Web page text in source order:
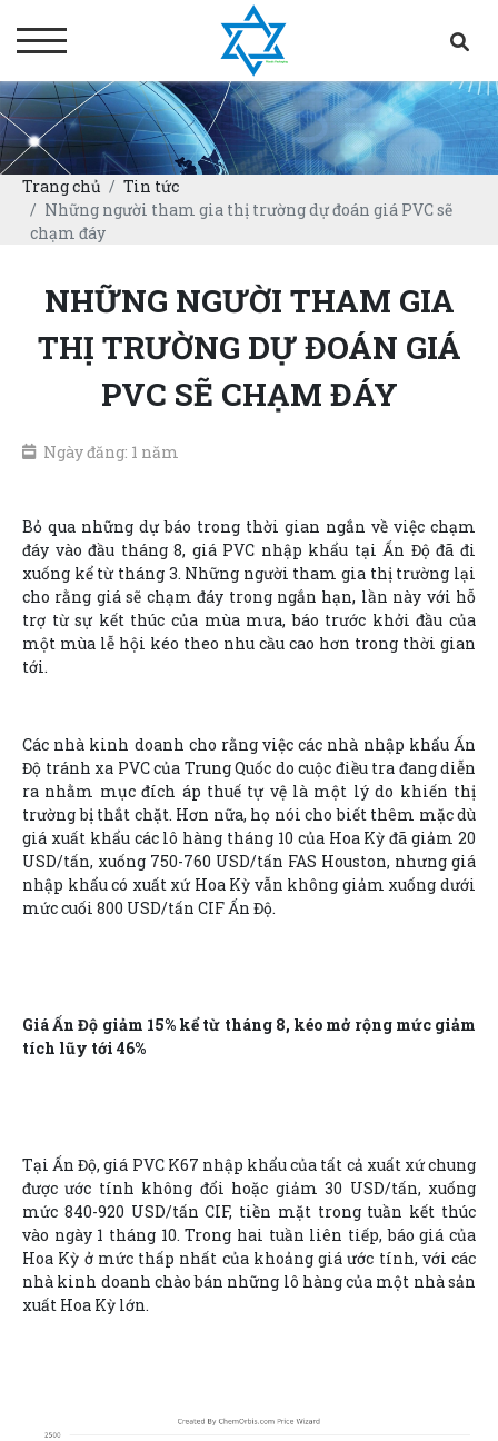
Trang chủ
Tin tức
Những người tham gia thị trường dự đoán giá PVC sẽ
chạm đáy
NHỮNG NGƯỜI THAM GIA
THỊ TRƯỜNG DỰ ĐOÁN GIÁ
PVC SẼ CHẠM ĐÁY
Ngày đăng: 1 năm
Bỏ qua những dự báo trong thời gian ngắn về việc chạm
đáy vào đầu tháng 8, giá PVC nhập khẩu tại Ấn Độ đã đi
xuống kể từ tháng 3. Những người tham gia thị trường lại
cho rằng giá sẽ chạm đáy trong ngắn hạn, lần này với hỗ
trợ từ sự kết thúc của mùa mưa, báo trước khởi đầu của
một mùa lễ hội kéo theo nhu cầu cao hơn trong thời gian
tới.
Các nhà kinh doanh cho rằng việc các nhà nhập khẩu Ấn
Độ tránh xa PVC của Trung Quốc do cuộc điều tra đang diễn
ra nhằm mục đích áp thuế tự vệ là một lý do khiến thị
trường bị thắt chặt. Hơn nữa, họ nói cho biết thêm mặc dù
giá xuất khẩu các lô hàng tháng 10 của Hoa Kỳ đã giảm 20
USD/tấn, xuống 750-760 USD/tấn FAS Houston, nhưng giá
nhập khẩu có xuất xứ Hoa Kỳ vẫn không giảm xuống dưới
mức cuối 800 USD/tấn CIF Ấn Độ.
Giá Ấn Độ giảm 15% kể từ tháng 8, kéo mở rộng mức giảm
tích lũy tới 46%
Tại Ấn Độ, giá PVC K67 nhập khẩu của tất cả xuất xứ chung
được ước tính không đổi hoặc giảm 30 USD/tấn, xuống
mức 840-920 USD/tấn CIF, tiền mặt trong tuần kết thúc
vào ngày 1 tháng 10. Trong hai tuần liên tiếp, báo giá của
Hoa Kỳ ở mức thấp nhất của khoảng giá ước tính, với các
nhà kinh doanh chào bán những lô hàng của một nhà sản
xuất Hoa Kỳ lớn.